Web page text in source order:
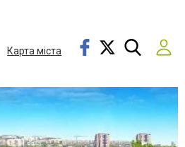
Карта міста